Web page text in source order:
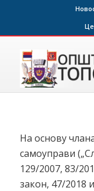
На основу
самоуправи
129/2007, 83/
закон, 47/2018